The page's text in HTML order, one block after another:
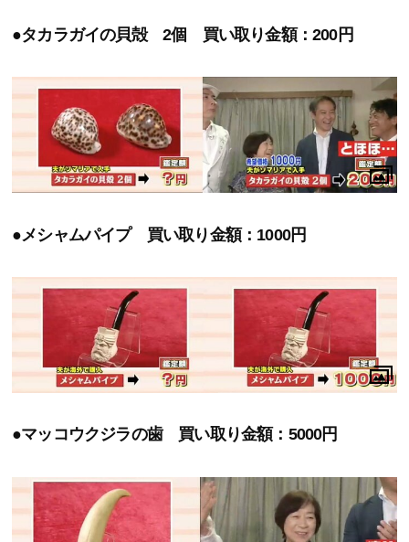
●タカラガイの貝殻 2個 買い取り金額：200円
●メシャムパイプ 買い取り金額：1000円
●マッコウクジラの歯 買い取り金額：5000円